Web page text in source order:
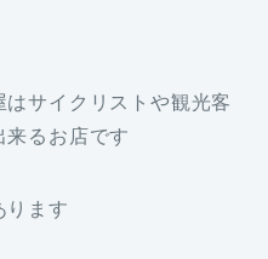
サイクリストや観光客
るお店です
ります